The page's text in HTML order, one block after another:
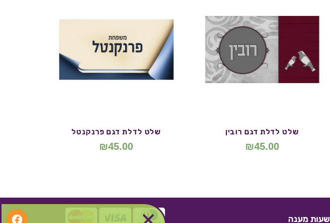
שלט לדלת דגם רובין
₪45.00
שלט לדלת דגם פרנקנטל
₪45.00
שעות מענה